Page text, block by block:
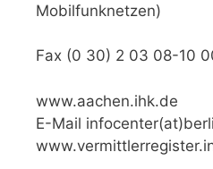
Mobilfunknetzen)
Fax (0 30) 2 03 08-10
www.aachen.ihk.de
E-Mail